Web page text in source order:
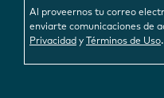
Al proveernos tu correo
enviarte comunicaciones de
Privacidad y Términos de Uso.